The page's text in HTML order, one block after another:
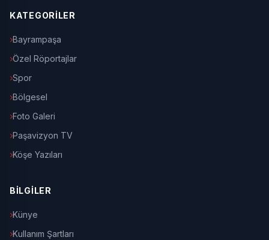
KATEGORİLER
Bayrampaşa
Özel Röportajlar
Spor
Bölgesel
Foto Galeri
Paşavizyon TV
Köşe Yazıları
BİLGİLER
Künye
Kullanım Şartları